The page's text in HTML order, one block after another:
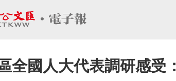
全國人大代表調研感受：